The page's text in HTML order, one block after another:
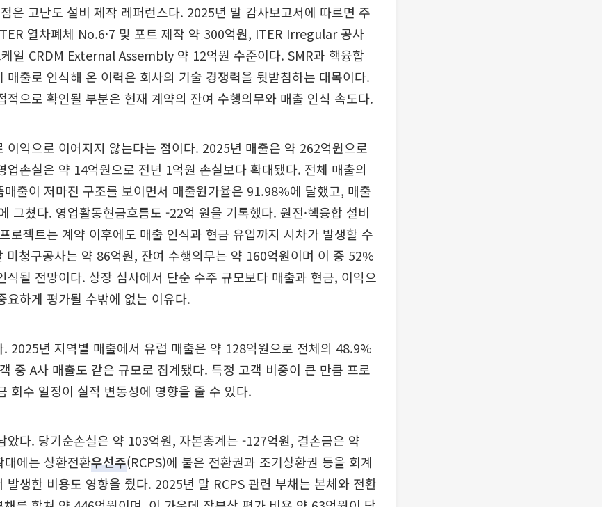
은 고난도 설비 제작 레퍼런스다. 2025년 말 감사보고서에 따르면 주
열차폐체 No.6·7 및 포트 제작 약 300억원, ITER Irregular 공사
일 CRDM External Assembly 약 12억원 수준이다. SMR과 핵융합
매출로 인식해 온 이력은 회사의 기술 경쟁력을 뒷받침하는 대목이다.
적으로 확인될 부분은 현재 계약의 잔여 수행의무와 매출 인식 속도다.
이익으로 이어지지 않는다는 점이다. 2025년 매출은 약 262억원으로
업손실은 약 14억원으로 전년 1억원 손실보다 확대됐다. 전체 매출의
출이 저마진 구조를 보이면서 매출원가율은 91.98%에 달했고, 매출
그쳤다. 영업활동현금흐름도 -22억 원을 기록했다. 원전·핵융합 설비
로젝트는 계약 이후에도 매출 인식과 현금 유입까지 시차가 발생할 수
미청구공사는 약 86억원, 잔여 수행의무는 약 160억원이며 이 중 52%
식될 전망이다. 상장 심사에서 단순 수주 규모보다 매출과 현금, 이익으
요하게 평가될 수밖에 없는 이유다.
. 2025년 지역별 매출에서 유럽 매출은 약 128억원으로 전체의 48.9%
중 A사 매출도 같은 규모로 집계됐다. 특정 고객 비중이 큰 만큼 프로
회수 일정이 실적 변동성에 영향을 줄 수 있다.
았다. 당기순손실은 약 103억원, 자본총계는 -127억원, 결손금은 약
에는 상환전환우선주(RCPS)에 붙은 전환권과 조기상환권 등을 회계
발생한 비용도 영향을 줬다. 2025년 말 RCPS 관련 부채는 본체와 전환